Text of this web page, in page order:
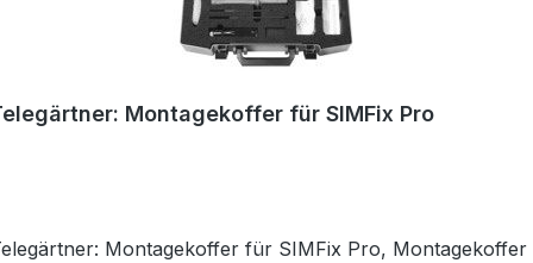
Montagekoffer für SIMFix Pro
Montagekoffer für SIMFix Pro, Montagekoffer